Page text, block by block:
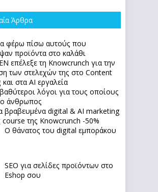
Άρθρα
φέρω πίσω αυτούς που
προϊόντα στο καλάθι
επέλεξε τη Knowcrunch για την
των στελεχών της στο Content
στα AI εργαλεία
λόγοι για τους οποίους
άνθρωπος
βραβευμένα digital & AI marketing
της Knowcrunch -50%
Ο θάνατος του digital εμποράκου
SEO για σελίδες προϊόντων στο
Eshop σου